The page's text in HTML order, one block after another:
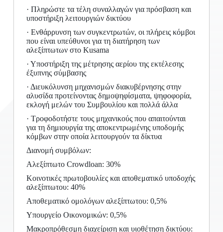
· Πληρώστε τα τέλη συναλλαγών για πρόσβαση και
υποστήριξη λειτουργιών δικτύου
· Ενθάρρυνση των συγκεντρωτών, οι πλήρεις κόμβοι
που είναι υπεύθυνοι για τη διατήρηση των
αλεξίπτωτων στο Kusama
· Υποστήριξη της μέτρησης αερίου της εκτέλεσης
έξυπνης σύμβασης
· Διευκόλυνση μηχανισμών διακυβέρνησης στην
αλυσίδα προτείνοντας δημοψηφίσματα, ψηφοφορία,
εκλογή μελών του Συμβουλίου και πολλά άλλα
· Τροφοδοτήστε τους μηχανικούς που απαιτούνται
για τη δημιουργία της αποκεντρωμένης υποδομής
κόμβων στην οποία λειτουργούν τα δίκτυα
Διανομή συμβόλων:
Αλεξίπτωτο Crowdloan: 30%
Κοινοτικές πρωτοβουλίες και αποθεματικό υποδοχής
αλεξίπτωτου: 40%
Αποθεματικό ομολόγων αλεξίπτωτου: 0,5%
Υπουργείο Οικονομικών: 0,5%
Μακροπρόθεσμη διαχείριση και υιοθέτηση δικτύου: